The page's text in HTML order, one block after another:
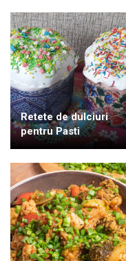
Retete de dulciuri
pentru Pasti